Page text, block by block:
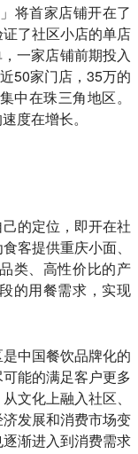
将首家店铺开在了
了社区小店的单店
一家店铺前期投入
50家门店，35万的
中在珠三角地区。
度在增长。
的定位，即开在社
客提供重庆小面、
类、高性价比的产
的用餐需求，实现
中国餐饮品牌化的
能的满足客户更多
文化上融入社区、
发展和消费市场变
渐进入到消费需求